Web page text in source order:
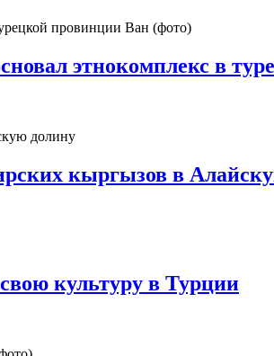
этнокомплекс в
кыргызов в
культуру в Турции